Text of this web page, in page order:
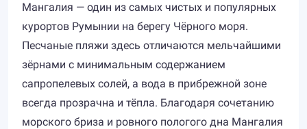
Мангалия — один из самых чистых и популярных
курортов Румынии на берегу Чёрного моря.
Песчаные пляжи здесь отличаются мельчайшими
зёрнами с минимальным содержанием
сапропелевых солей, а вода в прибрежной зоне
всегда прозрачна и тёпла. Благодаря сочетанию
морского бриза и ровного пологого дна Мангалия